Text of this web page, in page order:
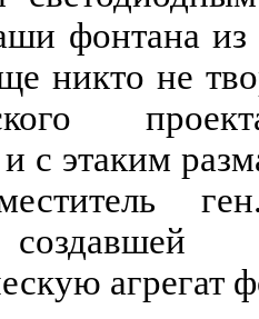
фонтана из
никто не
с этаким
агрегат